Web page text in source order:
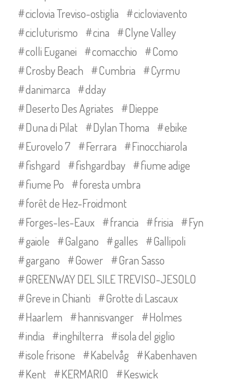
ciclovia Treviso-ostiglia
cicloviavento
cicluturismo
cina
Clyne Valley
colli Euganei
comacchio
Como
Crosby Beach
Cumbria
Cyrmu
danimarca
dday
Deserto Des Agriates
Dieppe
Duna di Pilat
Dylan Thoma
ebike
Eurovelo 7
Ferrara
Finocchiarola
fishgard
fishgardbay
fiume adige
fiume Po
foresta umbra
forêt de Hez-Froidmont
Forges-les-Eaux
francia frisia
Fyn
gaiole
Galgano galles
Gallipoli
gargano
Gower
Gran Sasso
GREENWAY DEL SILE TREVISO-JESOLO
Greve in Chianti
Grotte di Lascaux
Haarlem
hannisvanger
Holmes
india
inghilterra
isola del giglio
isole frisone
Kabelvåg
Kabenhaven
Kent
KERMARIO
Keswick